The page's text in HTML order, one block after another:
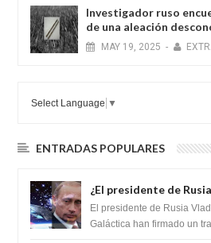
Investigador ruso
de una aleación
MAY 19, 2025 -
Select Language ▼
ENTRADAS POPULARES
¿El presidente de
Federación Galactica
tratado para acabar
El presidente de Rusia
Galáctica han firmado un